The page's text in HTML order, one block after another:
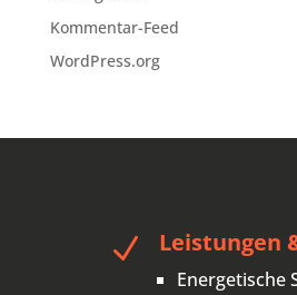
Kommentar-Feed
WordPress.org
N Leistungen
Energetische